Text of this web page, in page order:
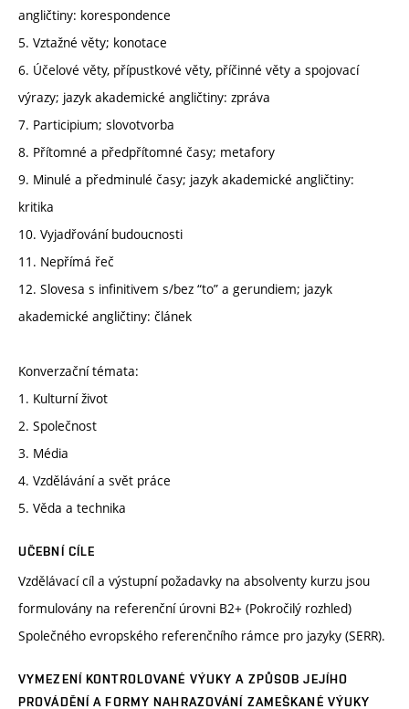
angličtiny: korespondence
5. Vztažné věty; konotace
6. Účelové věty, přípustkové věty, příčinné věty a spojovací
výrazy; jazyk akademické angličtiny: zpráva
7. Participium; slovotvorba
8. Přítomné a předpřítomné časy; metafory
9. Minulé a předminulé časy; jazyk akademické angličtiny:
kritika
10. Vyjadřování budoucnosti
11. Nepřímá řeč
12. Slovesa s infinitivem s/bez “to” a gerundiem; jazyk
akademické angličtiny: článek
Konverzační témata:
1. Kulturní život
2. Společnost
3. Média
4. Vzdělávání a svět práce
5. Věda a technika
UČEBNÍ CÍLE
Vzdělávací cíl a výstupní požadavky na absolventy kurzu jsou
formulovány na referenční úrovni B2+ (Pokročilý rozhled)
Společného evropského referenčního rámce pro jazyky (SERR).
VYMEZENÍ KONTROLOVANÉ VÝUKY A ZPŮSOB JEJÍHO
PROVÁDĚNÍ A FORMY NAHRAZOVÁNÍ ZAMEŠKANÉ VÝUKY